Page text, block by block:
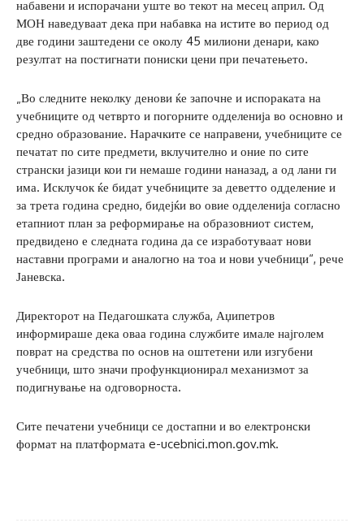
набавени и испорачани уште во текот на месец април. Од
МОН наведуваат дека при набавка на истите во период од
две години заштедени се околу 45 милиони денари, како
резултат на постигнати пониски цени при печатењето.
„Во следните неколку денови ќе започне и испораката на
учебниците од четврто и погорните одделенија во основно и
средно образование. Нарачките се направени, учебниците се
печатат по сите предмети, вклучително и оние по сите
странски јазици кои ги немаше години наназад, а од лани ги
има. Исклучок ќе бидат учебниците за деветто одделение и
за трета година средно, бидејќи во овие одделенија согласно
етапниот план за реформирање на образовниот систем,
предвидено е следната година да се изработуваат нови
наставни програми и аналогно на тоа и нови учебници“, рече
Јаневска.
Директорот на Педагошката служба, Аџипетров
информираше дека оваа година службите имале најголем
поврат на средства по основ на оштетени или изгубени
учебници, што значи профункционирал механизмот за
подигнување на одговорноста.
Сите печатени учебници се достапни и во електронски
формат на платформата e-ucebnici.mon.gov.mk.